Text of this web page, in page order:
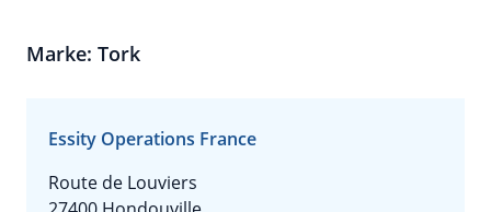
Marke: Tork
Essity Operations France
Route de Louviers